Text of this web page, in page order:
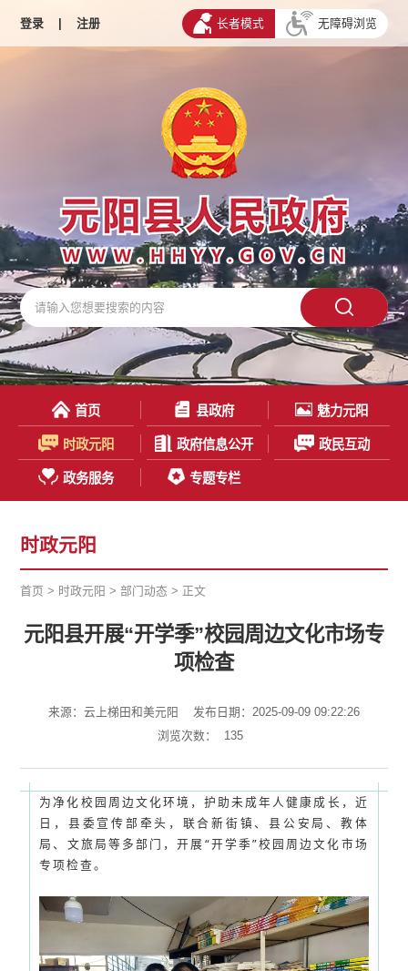
登录 | 注册 长者模式 无障碍浏览
首页 县政府 魅力元阳
时政元阳 政府信息公开 政民互动
政务服务 专题专栏
时政元阳
首页 > 时政元阳 >部门动态 > 正文
元阳县开展“开学季”校园周边文化市场专
项检查
来源：云上梯田和美元阳
发布日期：2025-09-09 09:22:26
浏览次数：
135
为净化校园周边文化环境，护助未成年人健康成长，近
日，县委宣传部牵头，联合新街镇、县公安局、教体
局、文旅局等多部门，开展“开学季”校园周边文化市场
专项检查。